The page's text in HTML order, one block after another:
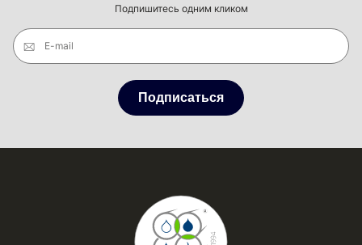
Подпишитесь одним кликом
E-mail
Подписаться